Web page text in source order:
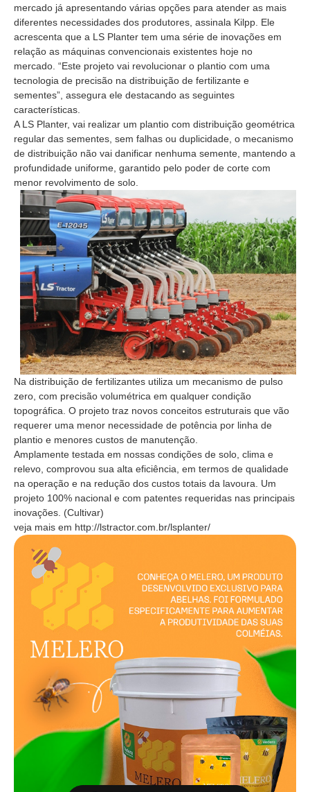
mercado já apresentando várias opções para atender as mais
diferentes necessidades dos produtores, assinala Kilpp. Ele
acrescenta que a LS Planter tem uma série de inovações em
relação as máquinas convencionais existentes hoje no
mercado. “Este projeto vai revolucionar o plantio com uma
tecnologia de precisão na distribuição de fertilizante e
sementes”, assegura ele destacando as seguintes
características.
A LS Planter, vai realizar um plantio com distribuição geométrica
regular das sementes, sem falhas ou duplicidade, o mecanismo
de distribuição não vai danificar nenhuma semente, mantendo a
profundidade uniforme, garantido pelo poder de corte com
menor revolvimento de solo.
Na distribuição de fertilizantes utiliza um mecanismo de pulso
zero, com precisão volumétrica em qualquer condição
topográfica. O projeto traz novos conceitos estruturais que vão
requerer uma menor necessidade de potência por linha de
plantio e menores custos de manutenção.
Amplamente testada em nossas condições de solo, clima e
relevo, comprovou sua alta eficiência, em termos de qualidade
na operação e na redução dos custos totais da lavoura. Um
projeto 100% nacional e com patentes requeridas nas principais
inovações. (Cultivar)
veja mais em http://lstractor.com.br/lsplanter/